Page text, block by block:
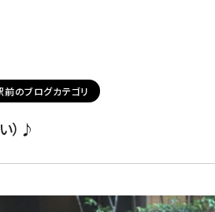
前のブログカテゴリ
）♪